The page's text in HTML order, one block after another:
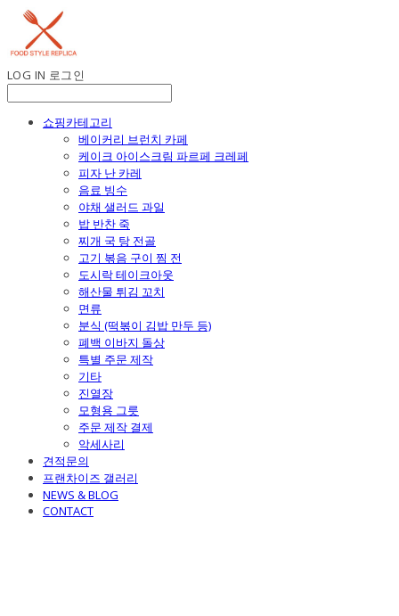
LOG IN 로그인
쇼핑카테고리
베이커리 브런치 카페
케이크 아이스크림 파르페 크레페
피자 난 카레
음료 빙수
야채 샐러드 과일
밥 반찬 죽
찌개 국 탕 전골
고기 볶음 구이 찜 전
도시락 테이크아웃
해산물 튀김 꼬치
면류
분식 (떡볶이 김밥 만두 등)
폐백 이바지 돌상
특별 주문 제작
기타
진열장
모형용 그릇
주문 제작 결제
악세사리
견적문의
프랜차이즈 갤러리
NEWS & BLOG
CONTACT